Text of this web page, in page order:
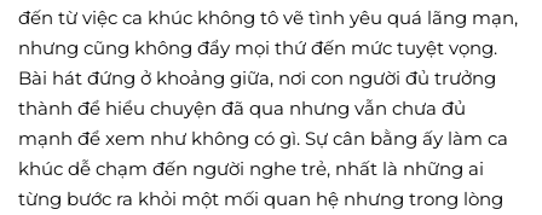
đến từ việc ca khúc không tô vẽ tình yêu quá lãng mạn,
nhưng cũng không đẩy mọi thứ đến mức tuyệt vọng.
Bài hát đứng ở khoảng giữa, nơi con người đủ trưởng
thành để hiểu chuyện đã qua nhưng vẫn chưa đủ
mạnh để xem như không có gì. Sự cân bằng ấy làm ca
khúc dễ chạm đến người nghe trẻ, nhất là những ai
từng bước ra khỏi một mối quan hệ nhưng trong lòng